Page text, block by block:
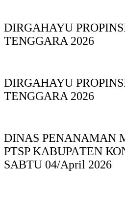
DIRGAHAYU
TENGGARA 2026
DIRGAHAYU
TENGGARA 2026
DINAS PΕΝΑΝΑΜAN
PTSP KABUPAΤΕΝ
SABTU 04/April 2026